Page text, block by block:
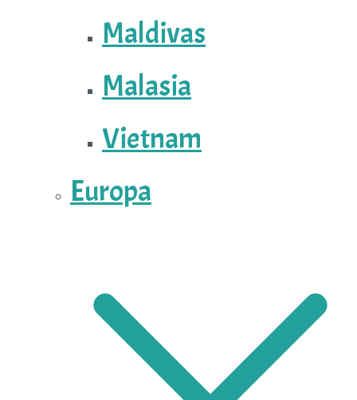
Maldivas
Malasia
Vietnam
Europa